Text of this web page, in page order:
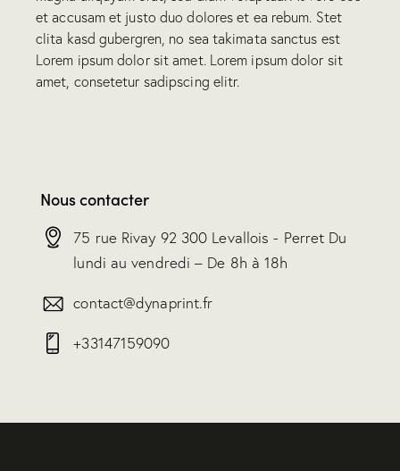
et accusam et justo duo dolores et ea rebum. Stet
clita kasd gubergren, no sea takimata sanctus est
Lorem ipsum dolor sit amet. Lorem ipsum dolor sit
amet, consetetur sadipscing elitr.
Nous contacter
75 rue Rivay 92 300 Levallois - Perret Du
lundi au vendredi – De 8h à 18h
contact@dynaprint.fr
+33147159090